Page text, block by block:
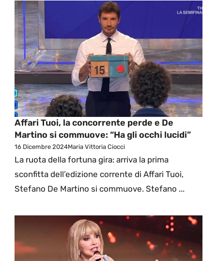
Affari Tuoi, la concorrente perde e De
Martino si commuove: “Ha gli occhi lucidi”
16 Dicembre 2024Maria Vittoria Ciocci
La ruota della fortuna gira: arriva la prima
sconfitta dell’edizione corrente di Affari Tuoi,
Stefano De Martino si commuove. Stefano ...